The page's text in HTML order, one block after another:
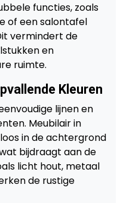
functies, zoals
of een salontafel
vermindert de
en
ruimte.
Kleuren
lijnen en
Meubilair in
in de achtergrond
bijdraagt aan de
licht hout, metaal
de rustige